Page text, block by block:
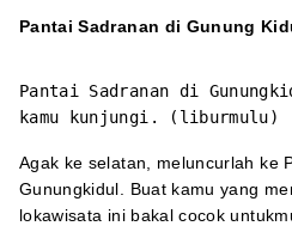
Pantai Sadranan di Gunung
Pantai Sadranan di
kamu kunjungi. (liburmulu)
Agak ke selatan, meluncurlah ke
Gunungkidul. Buat kamu yang
lokawisata ini bakal cocok